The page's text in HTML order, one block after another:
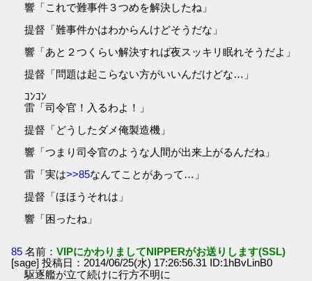
響「これで難事件３つめを解決したね」
提督「難事件かはわからんけどそうだな」
響「あと２つくらい解決すれば夜スッキリ眠れそうだよ」
提督「問題は起こらない方がいいんだけどな…」
ｺﾝｺﾝ
雷「司令官！入るわよ！」
提督「どうしたダメ俺製造機」
響「つまり司令官のような人間が出来上がるんだね」
雷「実は>>85なんてことがあって…」
提督「ほほうそれは」
響「困ったね」
85 名前：VIPにかわりましてNIPPERがお送りします(SSL)
[sage] 投稿日：2014/06/25(水) 17:26:56.31 ID:1hBvLinB0
駆逐艦が立て続けに行方不明に